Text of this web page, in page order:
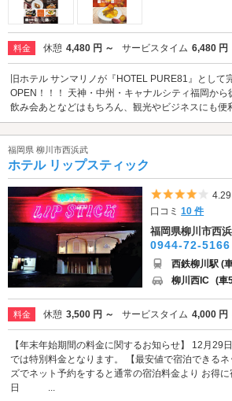
料金 休憩 4,480 円 ～ サービスタイム 6,480 円
旧ホテル サンマリノが『HOTEL PURE81』として
OPEN！！！ 天神・中州・キャナルシティ福岡か
飲み会あとなどはもちろん、観光やビジネスにも便
福岡県 柳川市西浜武
ホテル リップスティック
5つ
4.29
口コミ10 件
福岡県柳川市西
0944-72-5166
西鉄柳川駅 (
柳川西IC (車
料金 休憩 3,500 円 ～ サービスタイム 4,000 円
【年末年始期間の料金に関するお知らせ】 12月29
では特別料金となります。 【最安値で宿泊できる
ズでネット予約をすると通常の宿泊料金より お得
日 ...